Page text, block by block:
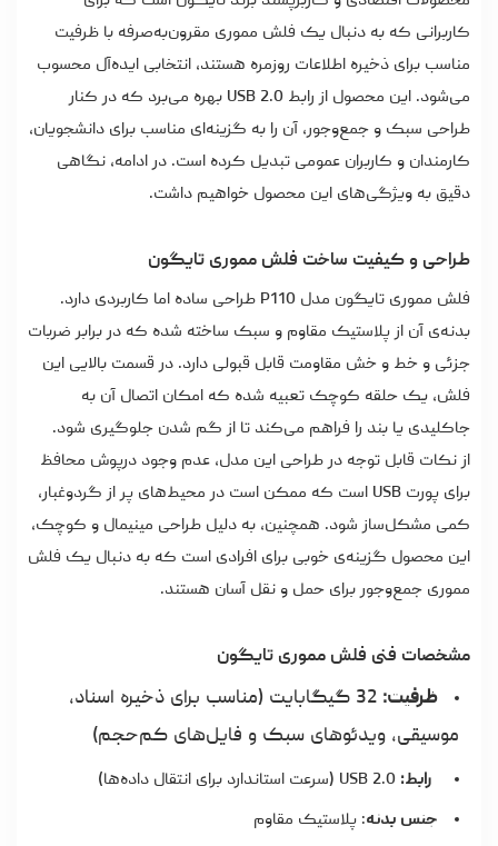
کاربرانی که به دنبال یک فلش مموری مقرون‌به‌صرفه با ظرفیت
مناسب برای ذخیره اطلاعات روزمره هستند، انتخابی ایده‌آل محسوب
می‌شود. این محصول از رابط USB 2.0 بهره می‌برد که در کنار
طراحی سبک و جمع‌وجور، آن را به گزینه‌ای مناسب برای دانشجویان،
کارمندان و کاربران عمومی تبدیل کرده است. در ادامه، نگاهی
دقیق به ویژگی‌های این محصول خواهیم داشت.
طراحی و کیفیت ساخت فلش مموری تایگون
فلش مموری تایگون مدل P110 طراحی ساده اما کاربردی دارد.
بدنه‌ی آن از پلاستیک مقاوم و سبک ساخته شده که در برابر ضربات
جزئی و خط و خش مقاومت قابل قبولی دارد. در قسمت بالایی این
فلش، یک حلقه کوچک تعبیه شده که امکان اتصال آن به
جاکلیدی یا بند را فراهم می‌کند تا از گم شدن جلوگیری شود.
از نکات قابل توجه در طراحی این مدل، عدم وجود درپوش محافظ
برای پورت USB است که ممکن است در محیط‌های پر از گردوغبار،
کمی مشکل‌ساز شود. همچنین، به دلیل طراحی مینیمال و کوچک،
این محصول گزینه‌ی خوبی برای افرادی است که به دنبال یک فلش
مموری جمع‌وجور برای حمل و نقل آسان هستند.
مشخصات فنی فلش مموری تایگون
ظرفیت:
32 گیگابایت (مناسب برای ذخیره اسناد،
موسیقی، ویدئوهای سبک و فایل‌های کم‌حجم)
رابط:
جنس بدنه: پلاستیک مقاوم